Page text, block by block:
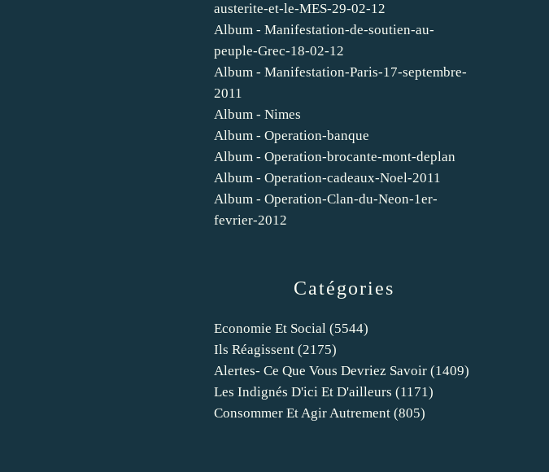
Catégories
Economie Et Social (5544)
Ils Réagissent (2175)
Alertes- Ce Que Vous Devriez Savoir (1409)
Les Indignés D'ici Et D'ailleurs (1171)
Consommer Et Agir Autrement (805)
austerite-et-le-MES-29-02-12
Album - Manifestation-de-soutien-au-
peuple-Grec-18-02-12
Album - Manifestation-Paris-17-septembre-
2011
Album - Nimes
Album - Operation-banque
Album - Operation-brocante-mont-deplan
Album - Operation-cadeaux-Noel-2011
Album - Operation-Clan-du-Neon-1er-
fevrier-2012